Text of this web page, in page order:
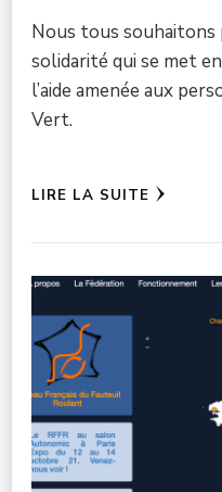
Nous tous souhaitons
solidarité qui se met
l’aide amenée aux
Vert.
LIRE LA SUITE